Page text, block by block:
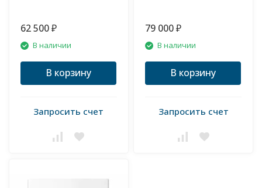
62 500 ₽
В наличии
В корзину
Запросить счет
79 000 ₽
В наличии
В корзину
Запросить счет